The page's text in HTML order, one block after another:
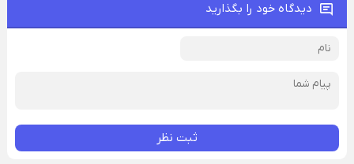
دیدگاه خود را بگذارید
ثبت نظر